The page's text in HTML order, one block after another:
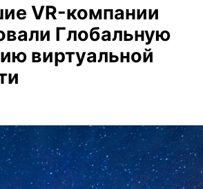
VR-компании
Глобальную
виртуальной